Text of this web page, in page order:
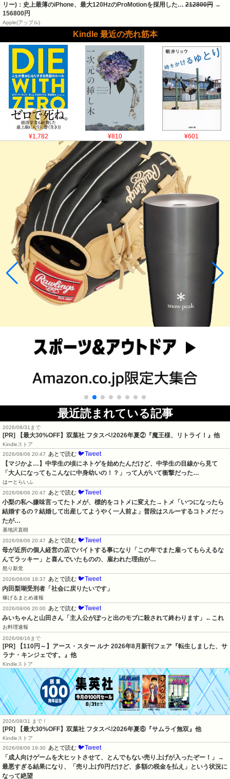
リー)：史上最薄のiPhone、最大120HzのProMotionを採用した… 212800円 →
156800円
Apple(アップル)
Kindle 最近の売れ筋本
¥1,782 ¥810 ¥601
最近読まれている記事
2026/08/31まで
[PR] 【最大30%OFF】双葉社 フタスペ!2026年夏②『魔王様、リトライ！』他
Kindleストア
2026/08/06 20:47
あとで読む 🐦Tweet
【マジかよ…】中学生の頃にネトゲを始めたんだけど、中学生の目線から見て
「大人になってもこんなに中身幼いの！？」って人がいて衝撃だった…
はーとらいふ
2026/08/06 20:47
あとで読む 🐦Tweet
小梨の私へ嫌味言ってたトメが、標的をコトメに変えた→トメ「いつになったら
結婚するの？結婚して出産してようやく一人前よ」普段はスルーするコトメだっ
たが…
基地沢直樹
2026/08/06 20:47
あとで読む 🐦Tweet
母が近所の個人経営の店でバイトする事になり「この年でまた雇ってもらえるな
んてラッキー」と喜んでいたものの、雇われた理由が…
怒り新党
2026/08/06 18:37
あとで読む 🐦Tweet
内田梨瑚受刑者「社会に戻りたいです」
稼げるまとめ速報
2026/08/06 20:00
あとで読む 🐦Tweet
みいちゃんと山田さん「主人公がぽっと出のモブに殺されて終わります」←これ
お料理速報
2026/08/16まで
[PR] 【110円～】アース・スター ルナ 2026年8月新刊フェア『転生しました、サ
ラナ・キンジェです。』他
Kindleストア
2026/08/31 まで！
[PR] 【最大30%OFF】双葉社 フタスペ!2026年夏⑥『サムライ無双』他
Kindleストア
2026/08/06 19:30
あとで読む 🐦Tweet
「成人向けゲームを大ヒットさせて、とんでもない売り上げが入ったぞー！」→
最悪すぎる結果になり、「売り上げ0円だけど、多額の税金を払え」という状況に
なって絶望